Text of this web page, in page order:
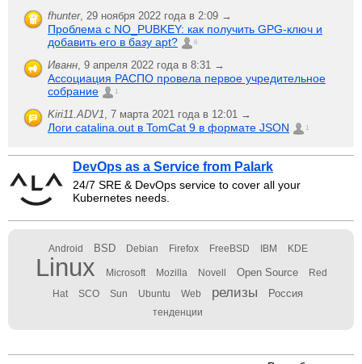
fhunter, 29 ноября 2022 года в 2:09 →
Проблема с NO_PUBKEY: как получить GPG-ключ и
добавить его в базу apt?
6
Иванн, 9 апреля 2022 года в 8:31 →
Ассоциация РАСПО провела первое учредительное
собрание
1
Kiri11.ADV1, 7 марта 2021 года в 12:01 →
Логи catalina.out в TomCat 9 в формате JSON 1
DevOps as a Service from Palark
24/7 SRE & DevOps service to cover all your
Kubernetes needs.
Android BSD Debian Firefox FreeBSD IBM KDE
Linux Microsoft Mozilla Novell Open Source Red
Hat SCO Sun Ubuntu Web релизы Россия
тенденции